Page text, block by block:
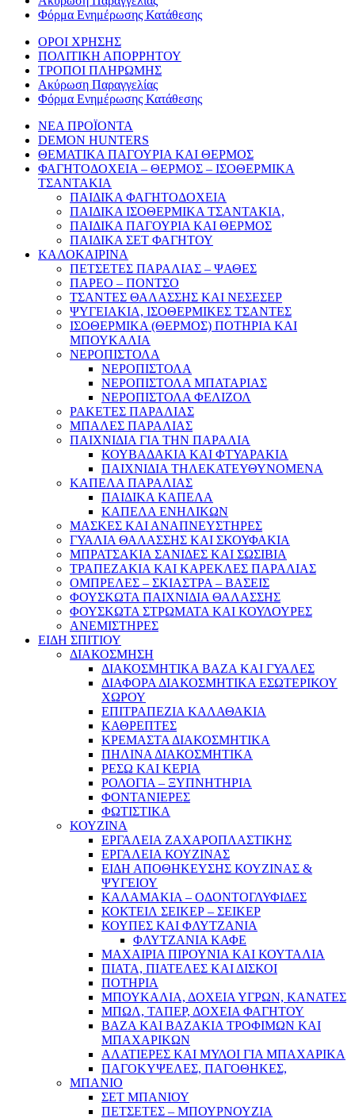
Φόρμα Ενημέρωσης Κατάθεσης
ΟΡΟΙ ΧΡΗΣΗΣ
ΠΟΛΙΤΙΚΗ ΑΠΟΡΡΗΤΟΥ
ΤΡΟΠΟΙ ΠΛΗΡΩΜΗΣ
Ακύρωση Παραγγελίας
Φόρμα Ενημέρωσης Κατάθεσης
ΝΕΑ ΠΡΟΪΟΝΤΑ
DEMON HUNTERS
ΘΕΜΑΤΙΚΑ ΠΑΓΟΥΡΙΑ ΚΑΙ ΘΕΡΜΟΣ
ΦΑΓΗΤΟΔΟΧΕΙΑ – ΘΕΡΜΟΣ – ΙΣΟΘΕΡΜΙΚΑ
ΤΣΑΝΤΑΚΙΑ
ΠΑΙΔΙΚΑ ΦΑΓΗΤΟΔΟΧΕΙΑ
ΠΑΙΔΙΚΑ ΙΣΟΘΕΡΜΙΚΑ ΤΣΑΝΤΑΚΙΑ,
ΠΑΙΔΙΚΑ ΠΑΓΟΥΡΙΑ ΚΑΙ ΘΕΡΜΟΣ
ΠΑΙΔΙΚΑ ΣΕΤ ΦΑΓΗΤΟΥ
ΚΑΛΟΚΑΙΡΙΝΑ
ΠΕΤΣΕΤΕΣ ΠΑΡΑΛΙΑΣ – ΨΑΘΕΣ
ΠΑΡΕΟ – ΠΟΝΤΣΟ
ΤΣΑΝΤΕΣ ΘΑΛΑΣΣΗΣ ΚΑΙ ΝΕΣΕΣΕΡ
ΨΥΓΕΙΑΚΙΑ, ΙΣΟΘΕΡΜΙΚΕΣ ΤΣΑΝΤΕΣ
ΙΣΟΘΕΡΜΙΚΑ (ΘΕΡΜΟΣ) ΠΟΤΗΡΙΑ ΚΑΙ
ΜΠΟΥΚΑΛΙΑ
ΝΕΡΟΠΙΣΤΟΛΑ
ΝΕΡΟΠΙΣΤΟΛΑ
ΝΕΡΟΠΙΣΤΟΛΑ ΜΠΑΤΑΡΙΑΣ
ΝΕΡΟΠΙΣΤΟΛΑ ΦΕΛΙΖΟΛ
ΡΑΚΕΤΕΣ ΠΑΡΑΛΙΑΣ
ΜΠΑΛΕΣ ΠΑΡΑΛΙΑΣ
ΠΑΙΧΝΙΔΙΑ ΓΙΑ ΤΗΝ ΠΑΡΑΛΙΑ
ΚΟΥΒΑΔΑΚΙΑ ΚΑΙ ΦΤΥΑΡΑΚΙΑ
ΠΑΙΧΝΙΔΙΑ ΤΗΛΕΚΑΤΕΥΘΥΝΟΜΕΝΑ
ΚΑΠΕΛΑ ΠΑΡΑΛΙΑΣ
ΠΑΙΔΙΚΑ ΚΑΠΕΛΑ
ΚΑΠΕΛΑ ΕΝΗΛΙΚΩΝ
ΜΑΣΚΕΣ ΚΑΙ ΑΝΑΠΝΕΥΣΤΗΡΕΣ
ΓΥΑΛΙΑ ΘΑΛΑΣΣΗΣ ΚΑΙ ΣΚΟΥΦΑΚΙΑ
ΜΠΡΑΤΣΑΚΙΑ ΣΑΝΙΔΕΣ ΚΑΙ ΣΩΣΙΒΙΑ
ΤΡΑΠΕΖΑΚΙΑ ΚΑΙ ΚΑΡΕΚΛΕΣ ΠΑΡΑΛΙΑΣ
ΟΜΠΡΕΛΕΣ – ΣΚΙΑΣΤΡΑ – ΒΑΣΕΙΣ
ΦΟΥΣΚΩΤΑ ΠΑΙΧΝΙΔΙΑ ΘΑΛΑΣΣΗΣ
ΦΟΥΣΚΩΤΑ ΣΤΡΩΜΑΤΑ ΚΑΙ ΚΟΥΛΟΥΡΕΣ
ΑΝΕΜΙΣΤΗΡΕΣ
ΕΙΔΗ ΣΠΙΤΙΟΥ
ΔΙΑΚΟΣΜΗΣΗ
ΔΙΑΚΟΣΜΗΤΙΚΑ ΒΑΖΑ ΚΑΙ ΓΥΑΛΕΣ
ΔΙΑΦΟΡΑ ΔΙΑΚΟΣΜΗΤΙΚΑ ΕΣΩΤΕΡΙΚΟΥ
ΧΩΡΟΥ
ΕΠΙΤΡΑΠΕΖΙΑ ΚΑΛΑΘΑΚΙΑ
ΚΑΘΡΕΠΤΕΣ
ΚΡΕΜΑΣΤΑ ΔΙΑΚΟΣΜΗΤΙΚΑ
ΠΗΛΙΝΑ ΔΙΑΚΟΣΜΗΤΙΚΑ
ΡΕΣΩ ΚΑΙ ΚΕΡΙΑ
ΡΟΛΟΓΙΑ – ΞΥΠΝΗΤΗΡΙΑ
ΦΟΝΤΑΝΙΕΡΕΣ
ΦΩΤΙΣΤΙΚΑ
ΚΟΥΖΙΝΑ
ΕΡΓΑΛΕΙΑ ΖΑΧΑΡΟΠΛΑΣΤΙΚΗΣ
ΕΡΓΑΛΕΙΑ ΚΟΥΖΙΝΑΣ
ΕΙΔΗ ΑΠΟΘΗΚΕΥΣΗΣ ΚΟΥΖΙΝΑΣ &
ΨΥΓΕΙΟΥ
ΚΑΛΑΜΑΚΙΑ – ΟΔΟΝΤΟΓΛΥΦΙΔΕΣ
ΚΟΚΤΕΙΛ ΣΕΙΚΕΡ – ΣΕΙΚΕΡ
ΚΟΥΠΕΣ ΚΑΙ ΦΛΥΤΖΑΝΙΑ
ΦΛΥΤΖΑΝΙΑ ΚΑΦΕ
ΜΑΧΑΙΡΙΑ ΠΙΡΟΥΝΙΑ ΚΑΙ ΚΟΥΤΑΛΙΑ
ΠΙΑΤΑ, ΠΙΑΤΕΛΕΣ ΚΑΙ ΔΙΣΚΟΙ
ΠΟΤΗΡΙΑ
ΜΠΟΥΚΑΛΙΑ, ΔΟΧΕΙΑ ΥΓΡΩΝ, ΚΑΝΑΤΕΣ
ΜΠΩΛ, ΤΑΠΕΡ, ΔΟΧΕΙΑ ΦΑΓΗΤΟΥ
ΒΑΖΑ ΚΑΙ ΒΑΖΑΚΙΑ ΤΡΟΦΙΜΩΝ ΚΑΙ
ΜΠΑΧΑΡΙΚΩΝ
ΑΛΑΤΙΕΡΕΣ ΚΑΙ ΜΥΛΟΙ ΓΙΑ ΜΠΑΧΑΡΙΚΑ
ΠΑΓΟΚΥΨΕΛΕΣ, ΠΑΓΟΘΗΚΕΣ,
ΜΠΑΝΙΟ
ΣΕΤ ΜΠΑΝΙΟΥ
ΠΕΤΣΕΤΕΣ – ΜΠΟΥΡΝΟΥΖΙΑ